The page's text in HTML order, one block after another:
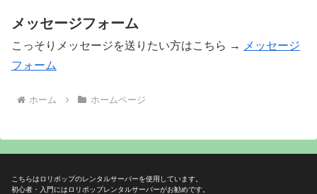
メッセージフォーム
こっそりメッセージを送りたい方はこちら →
メッセージ
フォーム
ホーム ホームページ
こちらはロリポップのレンタルサーバーを使用しています。
初心者・入門にはロリポップレンタルサーバーがお勧めです。